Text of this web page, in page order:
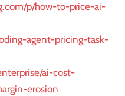
p/how-to-price-ai-
agent-pricing-task-
ai-cost-
erosion